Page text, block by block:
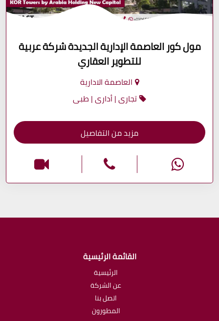
مول كور العاصمة الإدارية الجديدة شركة عربية
للتطوير العقاري
العاصمة الادارية
تجارى | أدارى | طبى
مزيد من التفاصيل
القائمة الرئيسية
الرئيسية
عن الشركة
اتصل بنا
المطورون